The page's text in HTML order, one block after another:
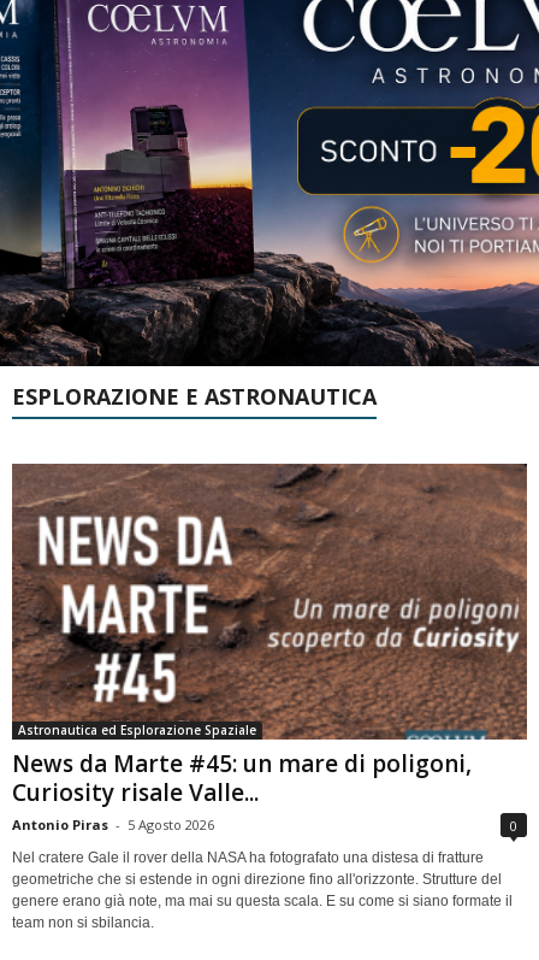
ESPLORAZIONE E ASTRONAUTICA
Astronautica ed Esplorazione Spaziale
News da Marte #45: un mare di poligoni,
Curiosity risale Valle...
Antonio Piras - 5 Agosto 2026 0
Nel cratere Gale il rover della NASA ha fotografato una distesa di fratture
geometriche che si estende in ogni direzione fino all'orizzonte. Strutture del
genere erano già note, ma mai su questa scala. E su come si siano formate il
team non si sbilancia.